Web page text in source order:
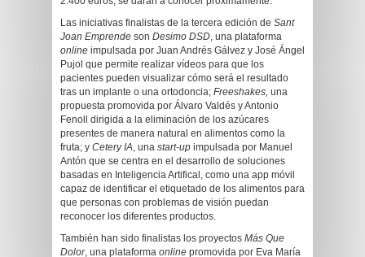
Las iniciativas finalistas de la tercera edición de Sant
Joan Emprende son Desimo DSD, una plataforma
online impulsada por Juan Andrés Gálvez y José Ángel
Pujol que permite realizar vídeos para que los
pacientes pueden visualizar cómo será el resultado
tras un implante o una ortodoncia; Freeshakes, una
propuesta promovida por Álvaro Valdés y Antonio
Fenoll dirigida a la eliminación de los azúcares
presentes de manera natural en alimentos como la
fruta; y Cetery IA, una start-up impulsada por Manuel
Antón que se centra en el desarrollo de soluciones
basadas en Inteligencia Artifical, como una app móvil
capaz de identificar el etiquetado de los alimentos para
que personas con problemas de visión puedan
reconocer los diferentes productos.
También han sido finalistas los proyectos Más Que
Dolor, una plataforma online promovida por Eva María